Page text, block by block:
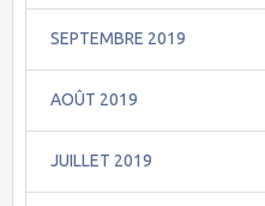
SEPTEMBRE 2019
AOÛT 2019
JUILLET 2019